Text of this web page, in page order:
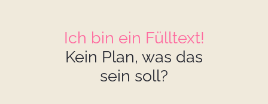
Ich bin ein Fülltext!
Kein Plan, was das
sein soll?